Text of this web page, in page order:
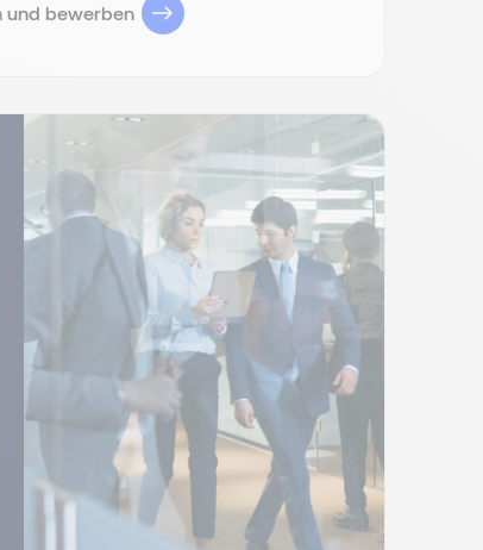
und bewerben